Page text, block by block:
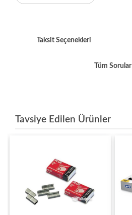
Taksit Seçenekleri
Tüm Sorular
Tavsiye Edilen Ürünler